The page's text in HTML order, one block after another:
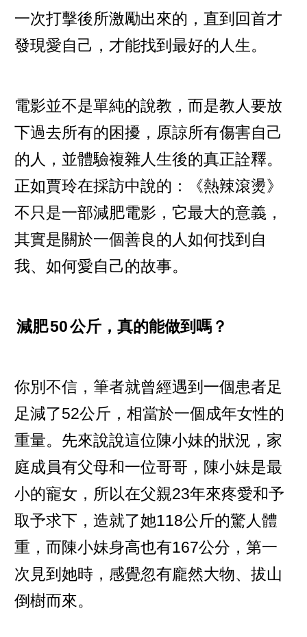
一次打擊後所激勵出來的，直到回首才
發現愛自己，才能找到最好的人生。
電影並不是單純的說教，而是教人要放
下過去所有的困擾，原諒所有傷害自己
的人，並體驗複雜人生後的真正詮釋。
正如賈玲在採訪中說的：《熱辣滾燙》
不只是一部減肥電影，它最大的意義，
其實是關於一個善良的人如何找到自
我、如何愛自己的故事。
減肥50公斤，真的能做到嗎？
你別不信，筆者就曾經遇到一個患者足
足減了52公斤，相當於一個成年女性的
重量。先來說說這位陳小妹的狀況，家
庭成員有父母和一位哥哥，陳小妹是最
小的寵女，所以在父親23年來疼愛和予
取予求下，造就了她118公斤的驚人體
重，而陳小妹身高也有167公分，第一
次見到她時，感覺忽有龐然大物、拔山
倒樹而來。